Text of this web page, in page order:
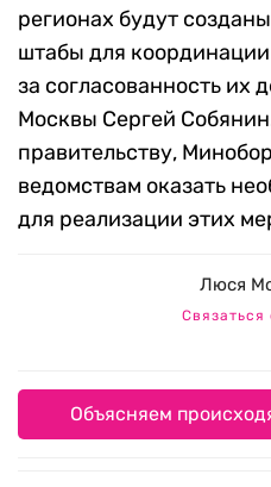
регионах будут
штабы для координации
за согласованность их
Москвы Сергей
правительству,
ведомствам оказать
для реализации этих
Люся
Связаться
Объясняем